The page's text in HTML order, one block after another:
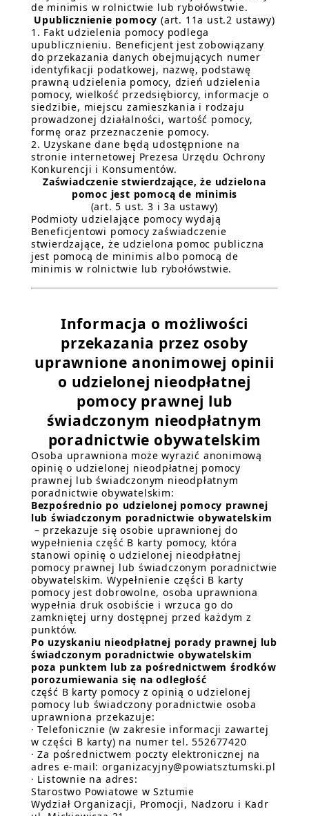
de minimis w rolnictwie lub rybołówstwie.
Upublicznienie pomocy (art. 11a ust.2 ustawy)
1. Fakt udzielenia pomocy podlega
upublicznieniu. Beneficjent jest zobowiązany
do przekazania danych obejmujących numer
identyfikacji podatkowej, nazwę, podstawę
prawną udzielenia pomocy, dzień udzielenia
pomocy, wielkość przedsiębiorcy, informacje o
siedzibie, miejscu zamieszkania i rodzaju
prowadzonej działalności, wartość pomocy,
formę oraz przeznaczenie pomocy.
2. Uzyskane dane będą udostępnione na
stronie internetowej Prezesa Urzędu Ochrony
Konkurencji i Konsumentów.
Zaświadczenie stwierdzające, że udzielona
pomoc jest pomocą de minimis
(art. 5 ust. 3 i 3a ustawy)
Podmioty udzielające pomocy wydają
Beneficjentowi pomocy zaświadczenie
stwierdzające, że udzielona pomoc publiczna
jest pomocą de minimis albo pomocą de
minimis w rolnictwie lub rybołówstwie.
Informacja o możliwości
przekazania przez osoby
uprawnione anonimowej opinii
o udzielonej nieodpłatnej
pomocy prawnej lub
świadczonym nieodpłatnym
poradnictwie obywatelskim
Osoba uprawniona może wyrazić anonimową
opinię o udzielonej nieodpłatnej pomocy
prawnej lub świadczonym nieodpłatnym
poradnictwie obywatelskim:
Bezpośrednio po udzielonej pomocy prawnej
lub świadczonym poradnictwie obywatelskim
– przekazuje się osobie uprawnionej do
wypełnienia część B karty pomocy, która
stanowi opinię o udzielonej nieodpłatnej
pomocy prawnej lub świadczonym poradnictwie
obywatelskim. Wypełnienie części B karty
pomocy jest dobrowolne, osoba uprawniona
wypełnia druk osobiście i wrzuca go do
zamkniętej urny dostępnej przed każdym z
punktów.
Po uzyskaniu nieodpłatnej porady prawnej lub
świadczonym poradnictwie obywatelskim
poza punktem lub za pośrednictwem środków
porozumiewania się na odległość
część B karty pomocy z opinią o udzielonej
pomocy lub świadczony poradnictwie osoba
uprawniona przekazuje:
· Telefonicznie (w zakresie informacji zawartej
w części B karty) na numer tel. 552677420
· Za pośrednictwem poczty elektronicznej na
adres e-mail: organizacyjny@powiatsztumski.pl
· Listownie na adres:
Starostwo Powiatowe w Sztumie
Wydział Organizacji, Promocji, Nadzoru i Kadr